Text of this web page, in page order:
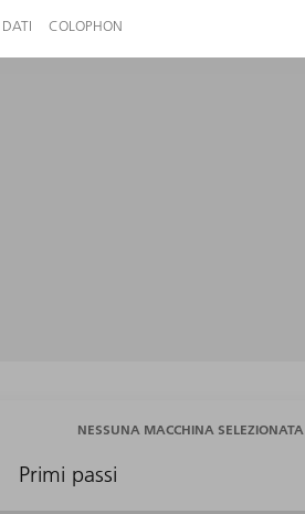
Primi passi
NESSUNA MACCHINA SELEZIONATA